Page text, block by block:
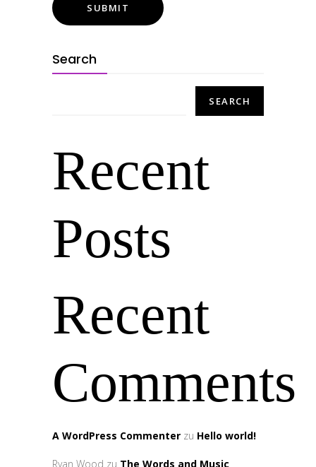
Search
SEARCH
Recent
Posts
Recent
Comments
A WordPress Commenter zu Hello world!
Ryan Wood zu The Words and Music